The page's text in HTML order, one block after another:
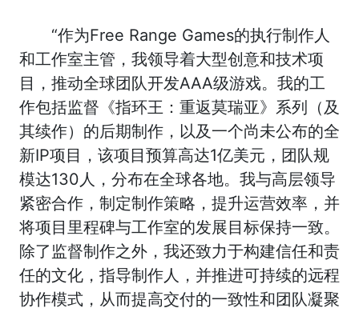
“作为Free Range Games的执行制作人
和工作室主管，我领导着大型创意和技术项
目，推动全球团队开发AAA级游戏。我的工
作包括监督《指环王：重返莫瑞亚》系列（及
其续作）的后期制作，以及一个尚未公布的全
新IP项目，该项目预算高达1亿美元，团队规
模达130人，分布在全球各地。我与高层领导
紧密合作，制定制作策略，提升运营效率，并
将项目里程碑与工作室的发展目标保持一致。
除了监督制作之外，我还致力于构建信任和责
任的文化，指导制作人，并推进可持续的远程
协作模式，从而提高交付的一致性和团队凝聚